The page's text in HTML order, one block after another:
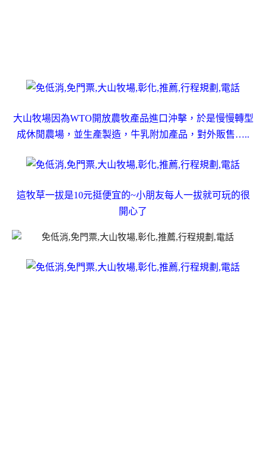
大山牧場因為WTO開放農牧產品進口沖擊，於是慢慢轉型
成休閒農場，並生產製造，牛乳附加產品，對外販售…..
這牧草一拔是10元挺便宜的~小朋友每人一拔就可玩的很
開心了